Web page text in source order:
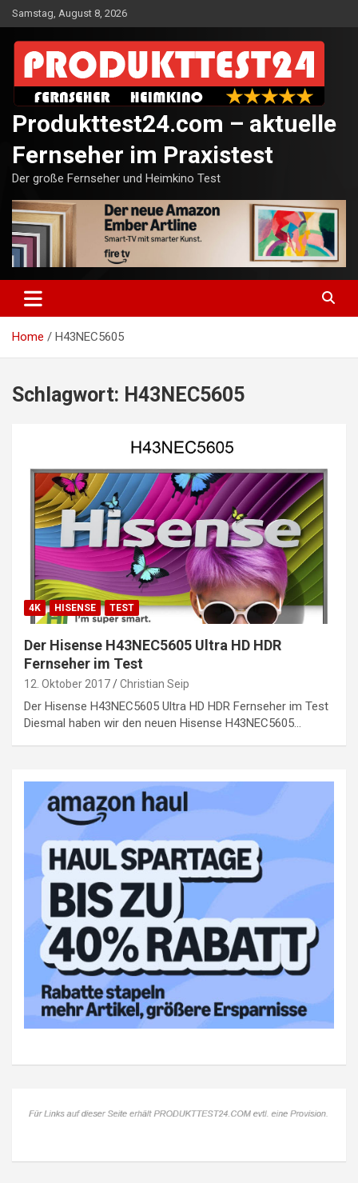
Skip
to
content
Samstag, August 8, 2026
Produkttest24.com – aktuelle
Fernseher im Praxistest
Der große Fernseher und Heimkino Test
Home H43NEC5605
Schlagwort: H43NEC5605
4K HISENSE TEST
Der Hisense H43NEC5605 Ultra HD HDR
Fernseher im Test
12. Oktober 2017 Christian Seip
Der Hisense H43NEC5605 Ultra HD HDR Fernseher im Test
Diesmal haben wir den neuen Hisense H43NEC5605…